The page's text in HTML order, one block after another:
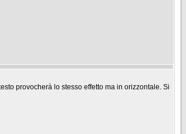
provocherà lo stesso effetto ma in orizzontale. Si